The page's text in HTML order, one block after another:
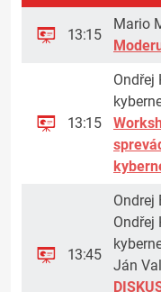
13:15
Mario
13:15
Ondřej
13:45
Ondrej
Ondřej
Ján